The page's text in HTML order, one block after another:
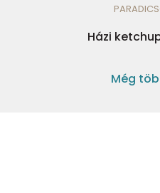
Házi
Még